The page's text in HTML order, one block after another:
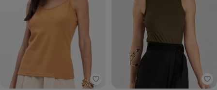
Infinita Cor - Blusa de Alça